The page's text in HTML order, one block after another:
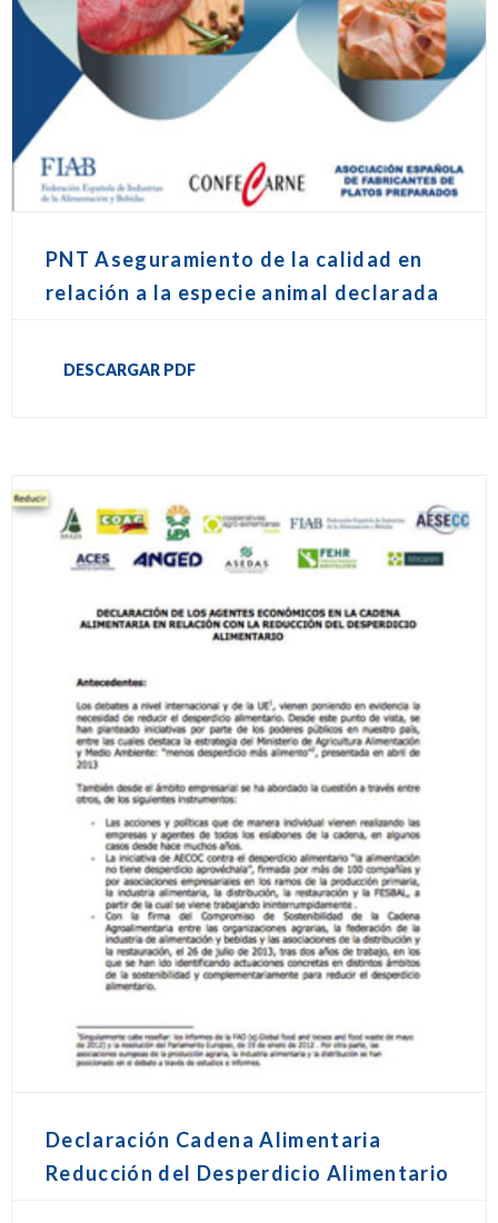
PNT Aseguramiento de la calidad en
relación a la especie animal declarada
DESCARGAR PDF
Declaración Cadena Alimentaria
Reducción del Desperdicio Alimentario